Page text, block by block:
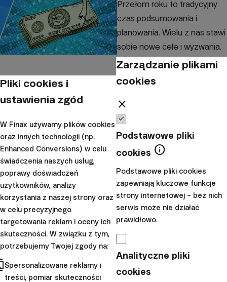
Przełom roku to tradycyjny
czas podsumowania i
planowania. Wielu z nas stawi
sobie nowe cele i wyzwania.
Wielu zapomni o nich po kilku
tygodniach, ale...
Szkoła inwestowania
Zapraszamy do
„Janosika”, gdzie
znani pokazują swoje
portfele
Finax, podobnie jak Janosik,
pochodzi ze Słowacji. Ale
spokojnie. Zapraszamy
gości, którzy nie uczą, jak
Pliki cookies i
ustawienia zgód
W Finax używamy plików cookies
oraz innych technologii (np.
Enhanced Conversions) w celu
świadczenia naszych usług,
poprawy doświadczeń
użytkowników, analizy
korzystania z naszej strony oraz
w celu precyzyjnego
targetowania reklam i oceny ich
skuteczności. W związku z tym,
potrzebujemy Twojej zgody na:
Spersonalizowane reklamy i
treści, pomiar skuteczności
Zarządzanie plikami
cookies
close
Podstawowe pliki
cookies info
Podstawowe pliki cookies
zapewniają kluczowe funkcje
strony internetowej – bez nich
serwis może nie działać
prawidłowo.
Analityczne pliki
cookies